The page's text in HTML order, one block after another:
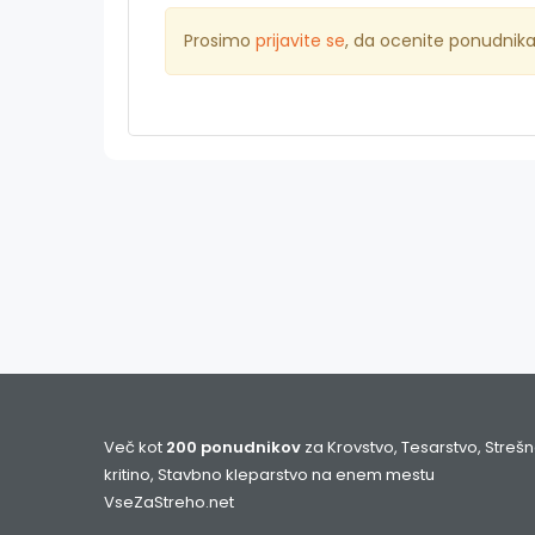
Prosimo prijavite se, da ocenite ponudnika
Več kot 200 ponudnikov za Krovstvo, Tesarstvo,
kritino, Stavbno kleparstvo na enem mestu
VseZaStreho.net